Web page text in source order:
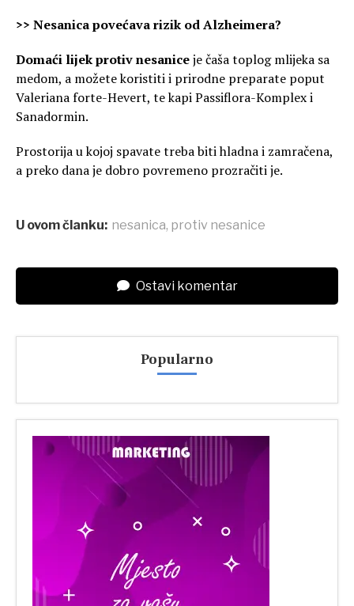
>> Nesanica povećava rizik od Alzheimera?
Domaći lijek protiv nesaniceje čaša toplog mlijeka sa
medom, a možete koristiti i prirodne preparate poput
Valeriana forte-Hevert, te kapi Passiflora-Komplex i
Sanadormin.
Prostorija u kojoj spavate treba biti hladna i zamračena,
a preko dana je dobro povremeno prozračiti je.
U ovom članku: nesanica, protiv nesanice
Ostavi komentar
Popularno